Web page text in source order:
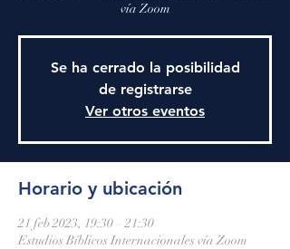
vía Zoom
Se ha cerrado la posibilidad
de registrarse
Ver otros eventos
Horario y ubicación
21 feb 2023, 19:30 – 21:30
Estudios Bíblicos Internacionales vía Zoom